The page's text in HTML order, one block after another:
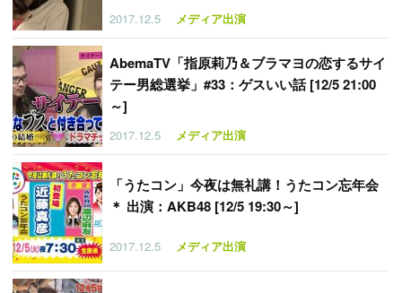
2017.12.5 メディア出演
AbemaTV「指原莉乃＆ブラマヨの恋するサイ
テー男総選挙」#33：ゲスいい話 [12/5 21:00
～]
2017.12.5 メディア出演
「うたコン」今夜は無礼講！うたコン忘年会
＊ 出演：AKB48 [12/5 19:30～]
2017.12.5 メディア出演